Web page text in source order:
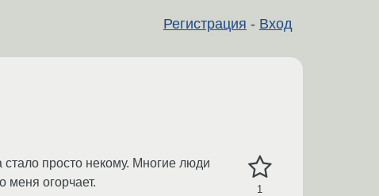
Регистрация - Вход
1
просто некому. Многие люди
меня огорчает.